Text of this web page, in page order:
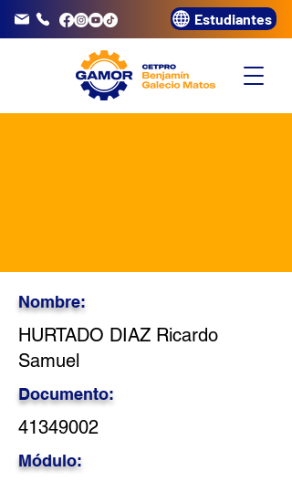
3320072 Estudiantes
Nombre:
HURTADO DIAZ Ricardo
Samuel
Documento:
41349002
Módulo: